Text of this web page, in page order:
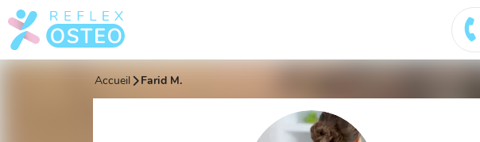
Accueil Farid M.